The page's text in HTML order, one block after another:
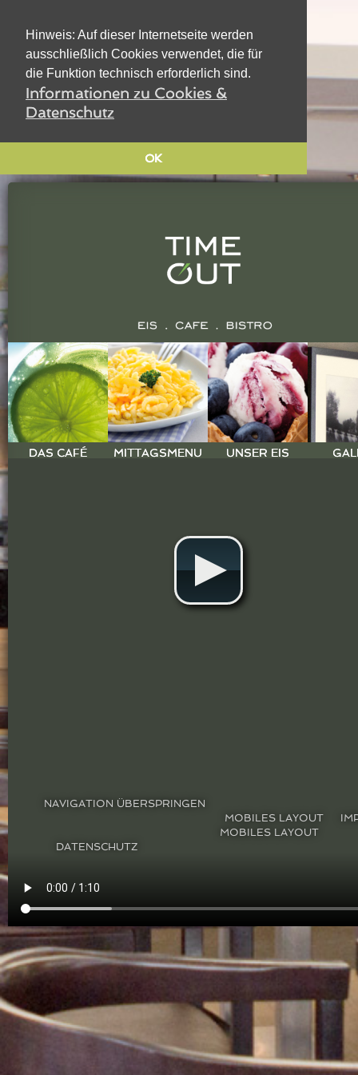
Hinweis: Auf dieser Internetseite werden
ausschließlich Cookies verwendet, die für
die Funktion technisch erforderlich sind.
Informationen zu Cookies &
Datenschutz
OK
DAS CAFÉ MITTAGSMENU UNSER EIS
NAVIGATION ÜBERSPRINGEN
DATENSCHUTZ